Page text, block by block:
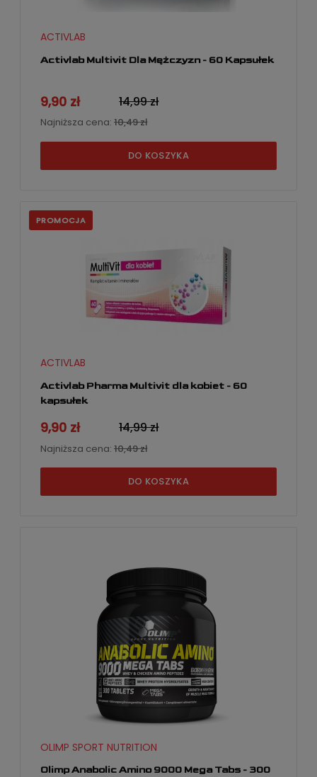
Activlab Multivit Dla Mężczyzn - 60 Kapsułek
ACTIVLAB
9,90 zł 14,99 zł
Najniższa cena: 10,49 zł
DO KOSZYKA
Activlab Pharma Multivit dla kobiet - 60
kapsułek
ACTIVLAB
9,90 zł 14,99 zł
Najniższa cena: 10,49 zł
DO KOSZYKA
PROMOCJA
Olimp Anabolic Amino 9000 Mega Tabs - 300
OLIMP SPORT NUTRITION